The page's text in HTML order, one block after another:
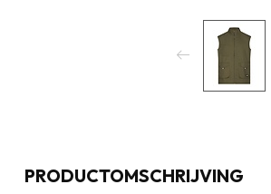
PRODUCTOMSCHRIJVING